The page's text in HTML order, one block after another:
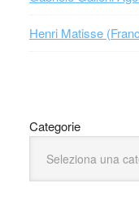
Henri Matisse
Categorie